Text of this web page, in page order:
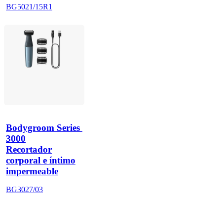
BG5021/15R1
Bodygroom Series
3000
Recortador
corporal e íntimo
impermeable
BG3027/03